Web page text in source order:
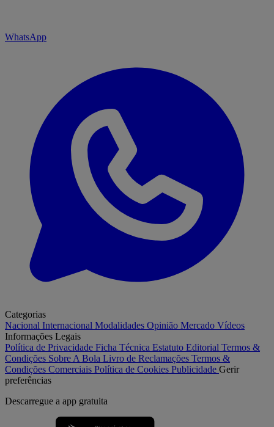
WhatsApp
Categorias
Nacional Internacional Modalidades Opinião Mercado Vídeos
Informações Legais
Política de Privacidade Ficha Técnica Estatuto Editorial Termos &
Condições Sobre A Bola Livro de Reclamações Termos &
Condições Comerciais Política de Cookies Publicidade Gerir
preferências
Descarregue a app gratuita